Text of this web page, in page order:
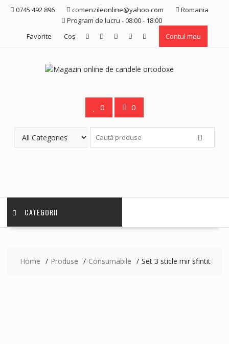
Skip 0745 492 896 comenzileonline@yahoo.com
Romania
Program de lucru - 08:00 - 18:00
Favorite
Coş Contul meu
0 0
CATEGORII
Home Produse Consumabile Set 3 sticle mir sfintit